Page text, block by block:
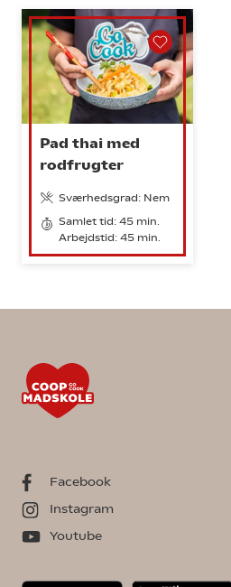
Pad thai med
rodfrugter
Sværhedsgrad: Nem
Samlet tid: 45 min.
Arbejdstid: 45 min.
Facebook
Instagram
Youtube